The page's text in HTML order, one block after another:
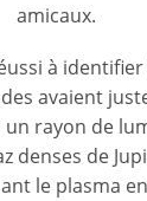
amicaux.
à identifier
avaient
rayon de
denses de
le plasma